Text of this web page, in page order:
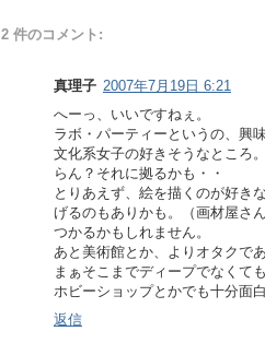
2 件のコメント:
真理子 2007年7月19日 6:21
へーっ、いいですねぇ。
ラボ・パーティーというの、興
文化系女子の好きそうなところ
らん？それに拠るかも・・
とりあえず、絵を描くのが好き
げるのもありかも。（画材屋さ
つかるかもしれません。
あと美術館とか、よりオタクで
まぁそこまでディープでなくて
ホビーショップとかでも十分面
返信